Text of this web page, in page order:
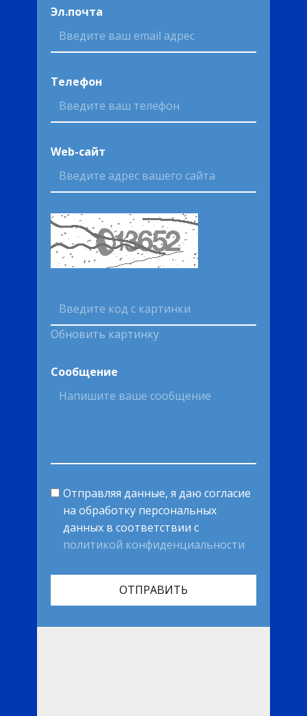
Эл.почта
Телефон
Web-сайт
Обновить картинку
Сообщение
Отправляя данные, я даю согласие
на обработку персональных
данных в соответствии с
политикой конфиденциальности
ОТПРАВИТЬ